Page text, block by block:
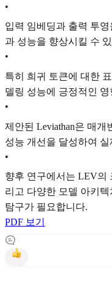
•
입력 임베딩과 출력 투
과 성능을 향상시킬 수
•
특히 희귀 토큰에 대한
델링 성능에 긍정적인
•
제안된 Leviathan은 매
성능 개선을 달성하여
•
향후 연구에서는 LEV의
리고 다양한 모델 아키
탐구가 필요합니다.
PDF 보기